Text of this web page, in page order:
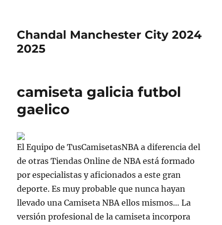
Chandal Manchester City 2024
2025
camiseta galicia futbol
gaelico
El Equipo de TusCamisetasNBA a diferencia del
de otras Tiendas Online de NBA está formado
por especialistas y aficionados a este gran
deporte. Es muy probable que nunca hayan
llevado una Camiseta NBA ellos mismos… La
versión profesional de la camiseta incorpora